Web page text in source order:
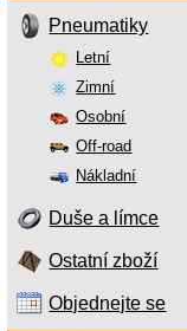
Pneumatiky
Letní
Zimní
Osobní
Off-road
Nákladní
Duše a límce
Ostatní zboží
Objednejte se